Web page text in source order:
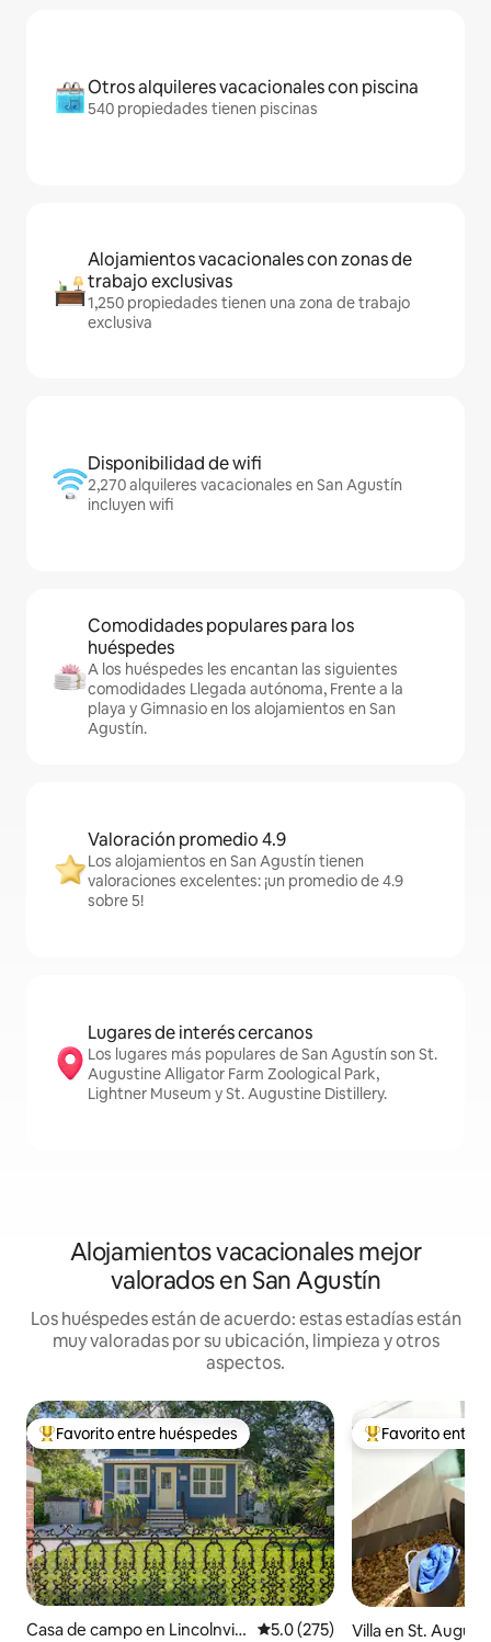
Otros alquileres vacacionales con piscina
540 propiedades tienen piscinas
Alojamientos vacacionales con zonas de
trabajo exclusivas
1,250 propiedades tienen una zona de trabajo
exclusiva
Disponibilidad de wifi
2,270 alquileres vacacionales en San Agustín
incluyen wifi
Comodidades populares para los
huéspedes
A los huéspedes les encantan las siguientes
comodidades Llegada autónoma, Frente a la
playa y Gimnasio en los alojamientos en San
Agustín.
Valoración promedio 4.9
Los alojamientos en San Agustín tienen
valoraciones excelentes: ¡un promedio de 4.9
sobre 5!
Lugares de interés cercanos
Los lugares más populares de San Agustín son St.
Augustine Alligator Farm Zoological Park,
Lightner Museum y St. Augustine Distillery.
Alojamientos vacacionales mejor
valorados en San Agustín
Los huéspedes están de acuerdo: estas estadías están
muy valoradas por su ubicación, limpieza y otros
aspectos.
Favorito entre huéspedes preferido
Favorito entre huéspedes
Casa de campo en Lincolnvill
Calificación promedio: 5.0 de
5.0 (275)
Favorito entre
Favorito entre
Villa en St.